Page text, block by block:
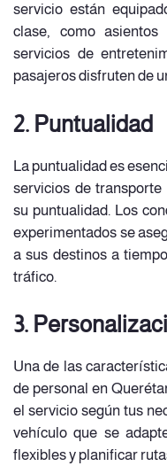
servicio están
clase, como asientos
servicios de
pasajeros disfruten de
2. Puntualidad
La puntualidad es
servicios de
su puntualidad. Los
experimentados se
a sus destinos a
tráfico.
3.
Una de las
de personal en
el servicio según tus
vehículo que se
flexibles y planificar